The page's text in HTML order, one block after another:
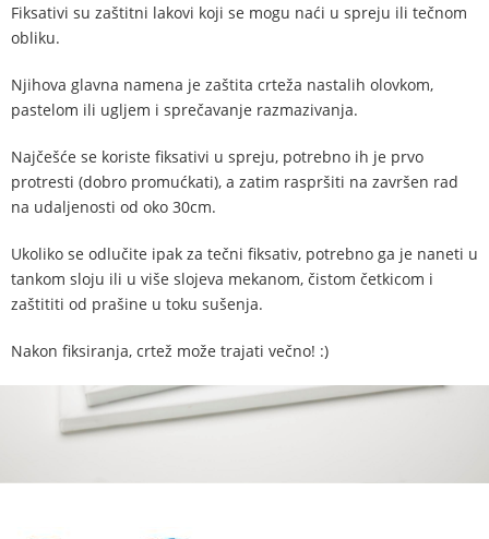
Fiksativi su zaštitni lakovi koji se mogu naći u spreju ili tečnom
obliku.
Njihova glavna namena je zaštita crteža nastalih olovkom,
pastelom ili ugljem i sprečavanje razmazivanja.
Najčešće se koriste fiksativi u spreju, potrebno ih je prvo
protresti (dobro promućkati), a zatim raspršiti na završen rad
na udaljenosti od oko 30cm.
Ukoliko se odlučite ipak za tečni fiksativ, potrebno ga je naneti u
tankom sloju ili u više slojeva mekanom, čistom četkicom i
zaštititi od prašine u toku sušenja.
Nakon fiksiranja, crtež može trajati večno! :)